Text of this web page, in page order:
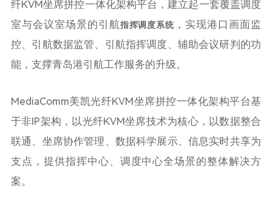
纤KVM坐席拼控一体化架构平台，建立起一套覆盖调度
室与会议室场景的引航指挥调度系统 ，实现港口画面监
控、引航数据监管、引航指挥调度、辅助会议研判的功
能，支撑青岛港引航工作服务的升级。
MediaComm美凯光纤KVM坐席拼控一体化架构平台基
于非IP架构，以光纤KVM坐席技术为核心，以数据整合
联通、坐席协作管理、数据科学展示、信息实时共享为
支点，提供指挥中心、调度中心全场景的整体解决方
案。